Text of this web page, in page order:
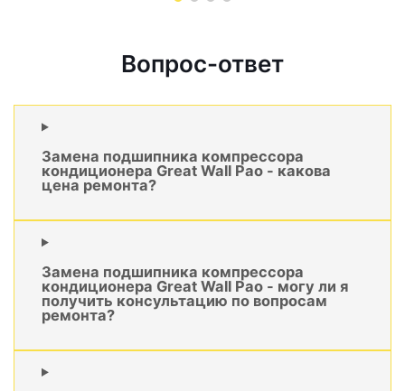
Вопрос-ответ
Замена подшипника компрессора
кондиционера Great Wall Pao - какова
цена ремонта?
Замена подшипника компрессора
кондиционера Great Wall Pao - могу ли я
получить консультацию по вопросам
ремонта?